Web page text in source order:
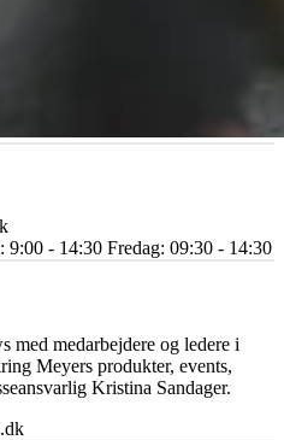
9:00 - 14:30 Fredag: 09:30 - 14:30
med medarbejdere og ledere i
Meyers produkter, events,
Kristina Sandager.